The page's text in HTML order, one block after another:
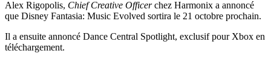
Alex Rigopolis, Chief Creative Officerchez Harmonix a annoncé
que Disney Fantasia: Music Evolved sortira le 21 octobre prochain.
Il a ensuite annoncé Dance Central Spotlight, exclusif pour Xbox en
téléchargement.